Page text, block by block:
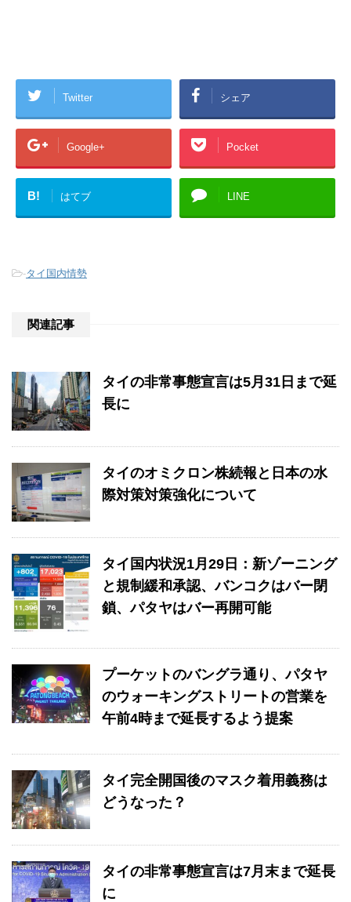
Twitter シェア
Google+ Pocket
B! はてブ LINE
-タイ国内情勢
関連記事
タイの非常事態宣言は5月31日まで延
長に
タイのオミクロン株続報と日本の水
際対策対策強化について
タイ国内状況1月29日：新ゾーニング
と規制緩和承認、バンコクはバー閉
鎖、パタヤはバー再開可能
プーケットのバングラ通り、パタヤ
のウォーキングストリートの営業を
午前4時まで延長するよう提案
タイ完全開国後のマスク着用義務は
どうなった？
タイの非常事態宣言は7月末まで延長
に